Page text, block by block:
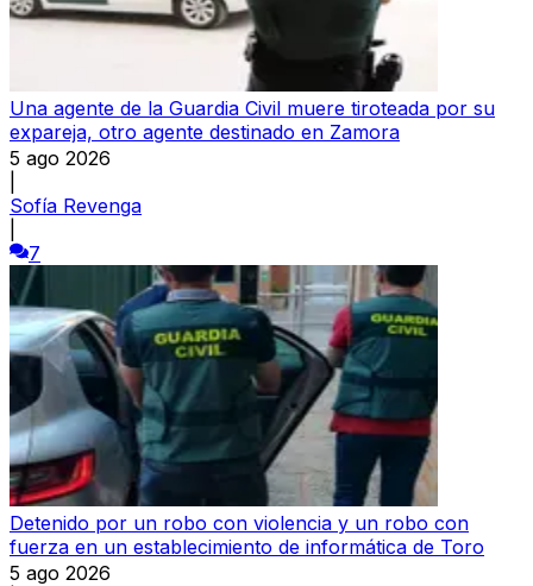
Una agente de la Guardia Civil muere tiroteada por su
expareja, otro agente destinado en Zamora
5 ago 2026
Sofía Revenga
7
Detenido por un robo con violencia y un robo con
fuerza en un establecimiento de informática de Toro
5 ago 2026